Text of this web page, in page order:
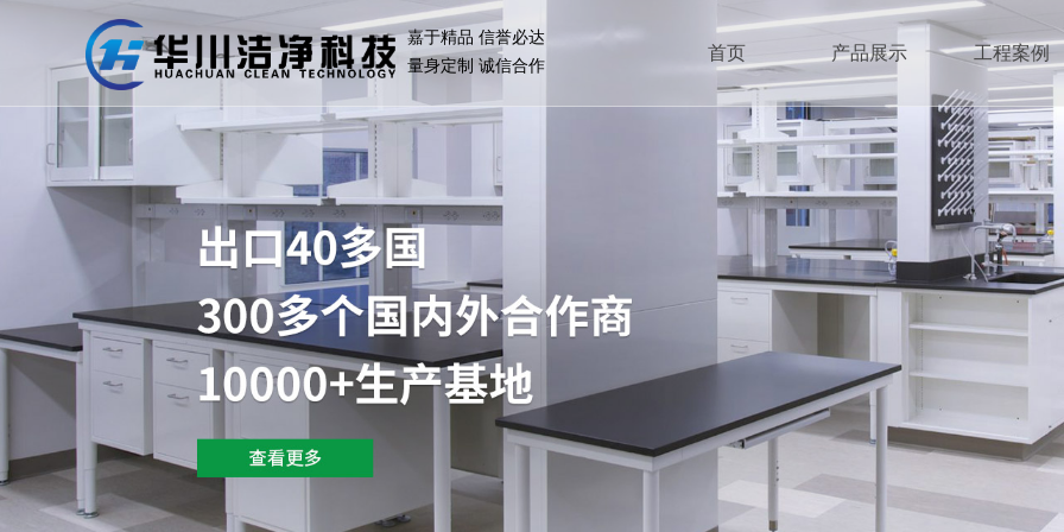
嘉于精品 信誉必达
量身定制 诚信合作
首页 产品展示 工程案例